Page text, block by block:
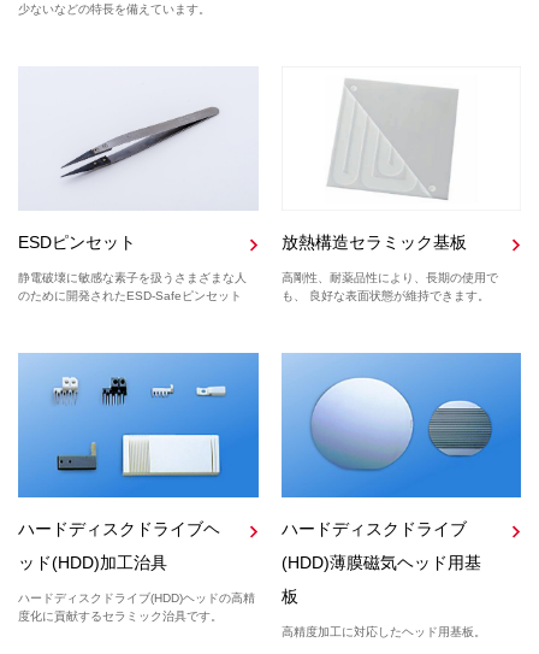
少ないなどの特長を備えています。
ESDピンセット
静電破壊に敏感な素子を扱うさまざまな人
のために開発されたESD-Safeピンセット
放熱構造セラミック基板
高剛性、耐薬品性により、長期の使用で
も、 良好な表面状態が維持できます。
ハードディスクドライブヘ
ッド(HDD)加工治具
ハードディスクドライブ(HDD)ヘッドの高精
度化に貢献するセラミック治具です。
ハードディスクドライブ
(HDD)薄膜磁気ヘッド用基
板
高精度加工に対応したヘッド用基板。